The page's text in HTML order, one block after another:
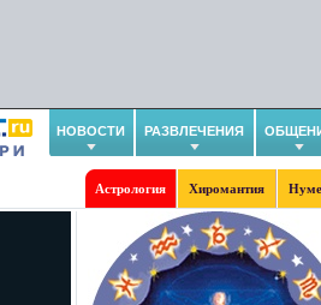
НОВОСТИ РАЗВЛЕЧЕНИЯ
Астрология Хиромантия